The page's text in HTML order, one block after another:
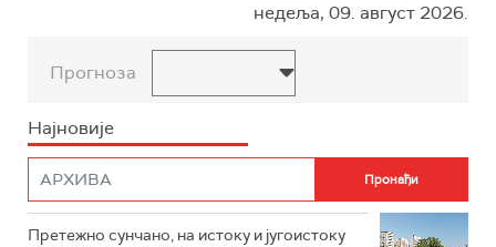
недеља, 09. август 2026.
Прогноза
Најновије
Претежно сунчано, на истоку и југоистоку